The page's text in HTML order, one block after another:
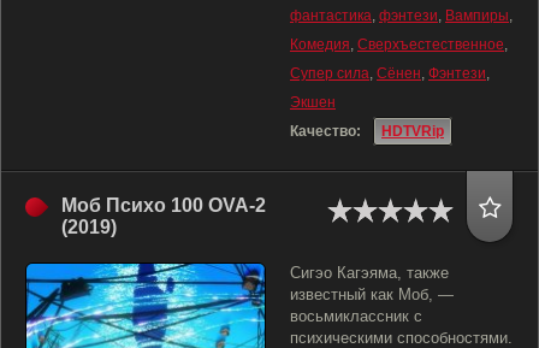
фантастика, фэнтези, Вампиры,
Комедия, Сверхъестественное,
Супер сила, Сёнен, Фэнтези,
Экшен
Качество:
HDTVRip
Моб Психо 100 OVA-2
(2019)
Сигэо Кагэяма, также
известный как Моб, —
восьмиклассник с
психическими способностями.